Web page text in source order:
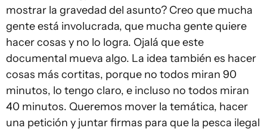
mostrar la gravedad del asunto? Creo que mucha
gente está involucrada, que mucha gente quiere
hacer cosas y no lo logra. Ojalá que este
documental mueva algo. La idea también es hacer
cosas más cortitas, porque no todos miran 90
minutos, lo tengo claro, e incluso no todos miran
40 minutos. Queremos mover la temática, hacer
una petición y juntar firmas para que la pesca ilegal